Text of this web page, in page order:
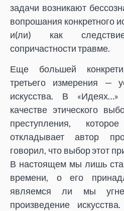
задачи возникают
вопрошания конкретного
и(ли) как
сопричастности травме.
Еще большей
третьего измерения —
искусства. В
качестве этического
преступления,
откладывает автор
говорил, что выбор этот
В настоящем мы лишь
времени, о его
являемся ли мы
произведение